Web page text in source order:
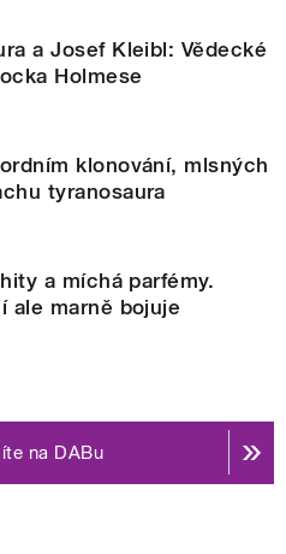
a Josef Kleibl: Vědecké
Holmese
klonování, mlsných
tyranosaura
a míchá parfémy.
ale marně bojuje
na DABu